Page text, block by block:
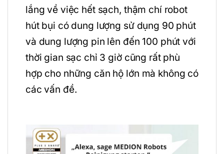
lắng về việc hết sạch, thậm chí robot
hút bụi có dung lượng sử dụng 90 phút
và dung lượng pin lên đến 100 phút với
thời gian sạc chỉ 3 giờ cũng rất phù
hợp cho những căn hộ lớn mà không có
các vấn đề.